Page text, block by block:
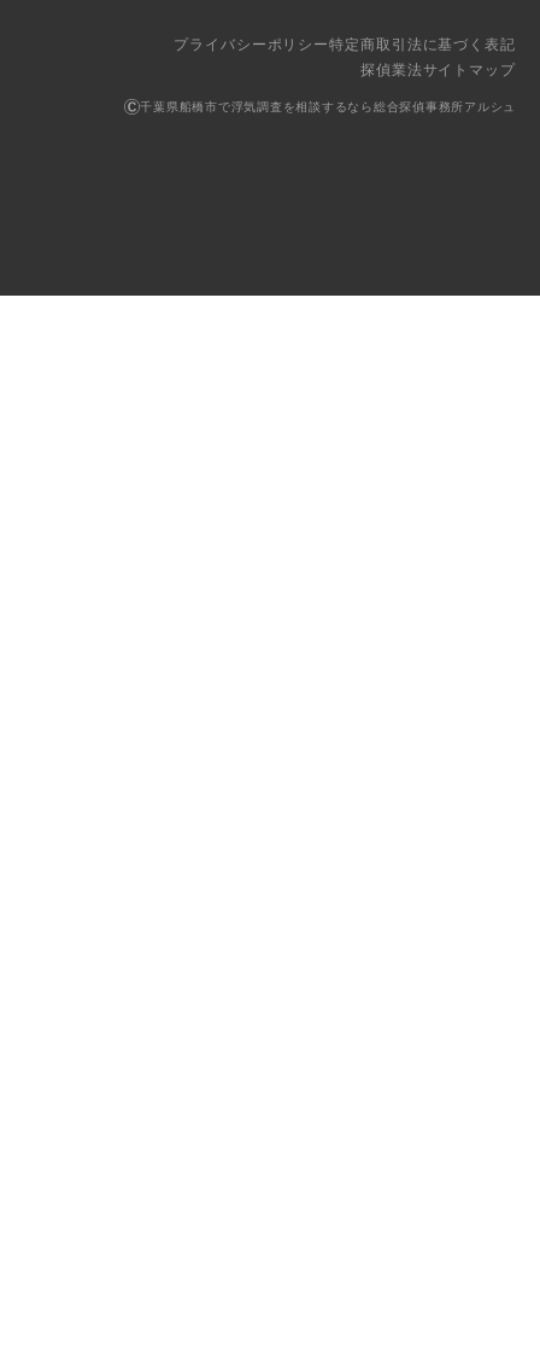
プライバシーポリシー特定商取引法に基づく表記
探偵業法サイトマップ
千葉県船橋市で浮気調査を相談するなら総合探偵事務所アルシュ